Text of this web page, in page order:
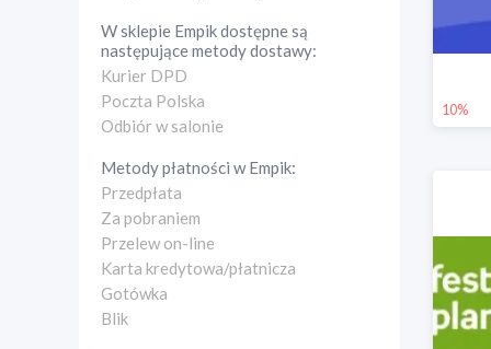
W sklepie Empikdostępne są
następujące metody dostawy:
Kurier DPD
Poczta Polska
Odbiór w salonie
Metody płatności wEmpik:
Przedpłata
Za pobraniem
Przelew on-line
Karta kredytowa/płatnicza
Gotówka
Blik
10%